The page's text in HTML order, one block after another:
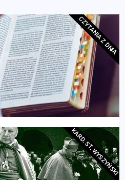
CZYTANIA Z DNIA
KARD. ST. WYSZYŃSKI